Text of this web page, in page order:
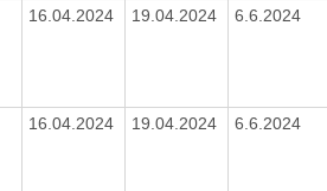
16.04.2024 19.04.2024 6.6.2024
16.04.2024 19.04.2024 6.6.2024